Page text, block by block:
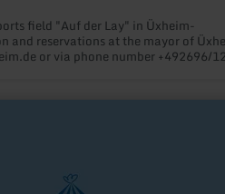
field "Auf der Lay" in Üxheim-
and reservations at the mayor of
or via phone number +492696/